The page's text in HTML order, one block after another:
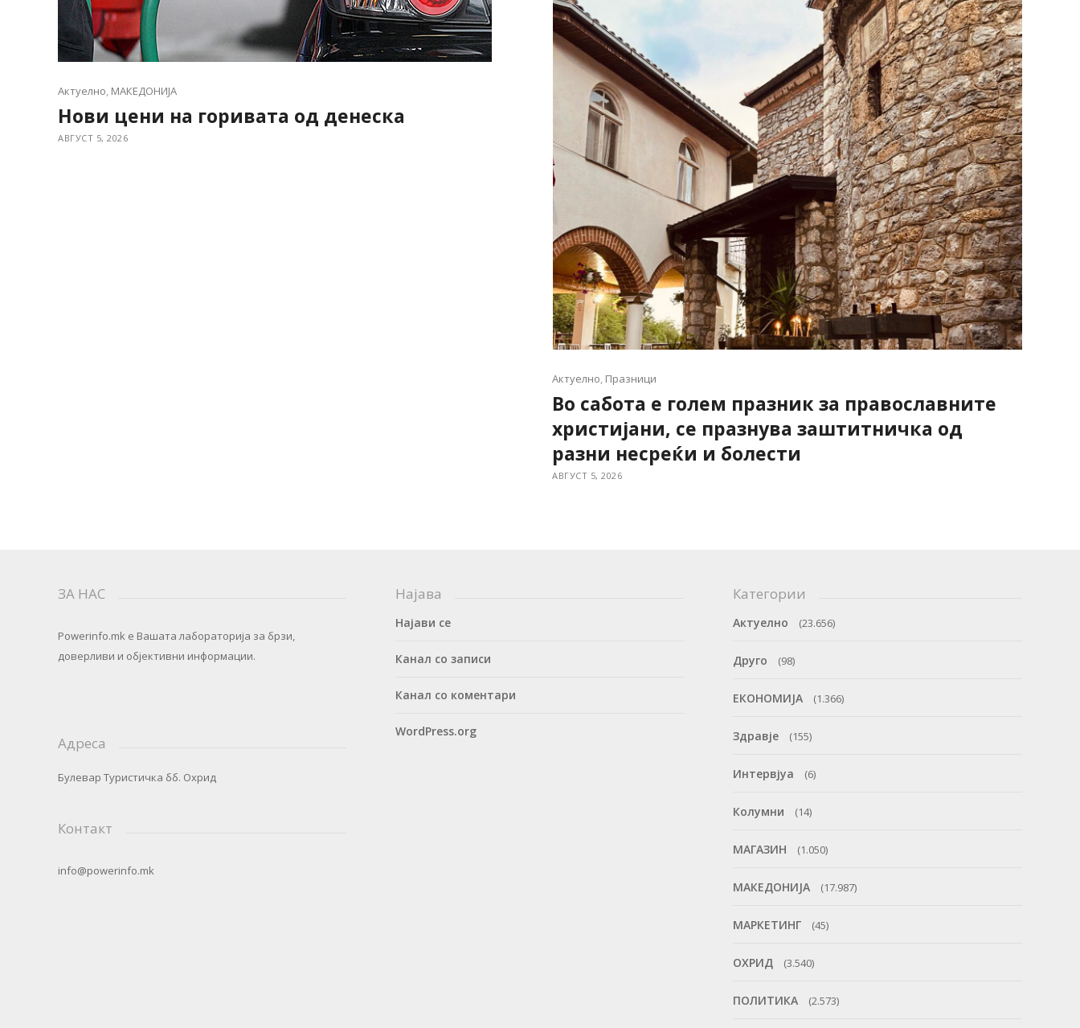
Актуелно, МАКЕДОНИЈА
Нови цени на горивата од денеска
АВГУСТ 5, 2026
Актуелно, Празници
Во сабота е голем празник за православните
христијани, се празнува заштитничка од
разни несреќи и болести
АВГУСТ 5, 2026
ЗА НАС
Powerinfo.mk e Вашата лабораторија за брзи,
доверливи и објективни информации.
Адреса
Булевар Туристичка бб. Охрид
Контакт
info@powerinfo.mk
Најава
Најави се
Канал со записи
Канал со коментари
WordPress.org
Категории
Актуелно (23.656)
Друго (98)
ЕКОНОМИЈА (1.366)
Здравје (155)
Интервјуа (6)
Колумни (14)
МАГАЗИН (1.050)
МАКЕДОНИЈА (17.987)
МАРКЕТИНГ (45)
ОХРИД (3.540)
ПОЛИТИКА (2.573)